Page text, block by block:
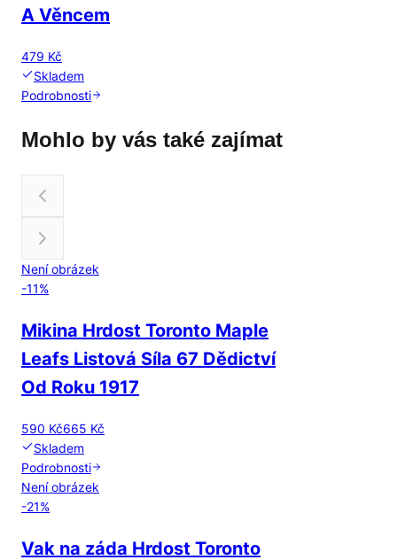
A Věncem
479 Kč
Skladem
Podrobnosti
Mohlo by vás také zajímat
Není obrázek
-11%
Mikina Hrdost Toronto Maple
Leafs Listová Síla 67 Dědictví
Od Roku 1917
590 Kč665 Kč
Skladem
Podrobnosti
Není obrázek
-21%
Vak na záda Hrdost Toronto